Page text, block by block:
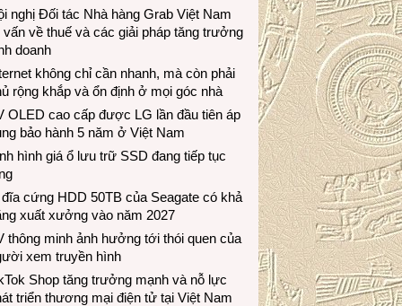
nghị Đối tác Nhà hàng Grab Việt Nam
về thuế và các giải pháp tăng trưởng
doanh
không chỉ cần nhanh, mà còn phải
rộng khắp và ổn định ở mọi góc nhà
OLED cao cấp được LG lần đầu tiên áp
bảo hành 5 năm ở Việt Nam
hình giá ổ lưu trữ SSD đang tiếp tục
cứng HDD 50TB của Seagate có khả
xuất xưởng vào năm 2027
thông minh ảnh hưởng tới thói quen của
xem truyền hình
Shop tăng trưởng mạnh và nỗ lực
triển thương mại điện tử tại Việt Nam